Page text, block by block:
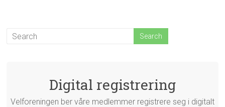
Digital registrering
Velforeningen ber våre medlemmer registrere seg i digitalt